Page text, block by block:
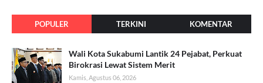
POPULER TERKINI KOMENTAR
Wali Kota Sukabumi Lantik 24 Pejabat, Perkuat
Birokrasi Lewat Sistem Merit
Kamis, Agustus 06, 2026